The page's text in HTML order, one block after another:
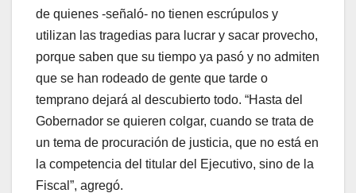
de quienes -señaló- no tienen escrúpulos y
utilizan las tragedias para lucrar y sacar provecho,
porque saben que su tiempo ya pasó y no admiten
que se han rodeado de gente que tarde o
temprano dejará al descubierto todo. “Hasta del
Gobernador se quieren colgar, cuando se trata de
un tema de procuración de justicia, que no está en
la competencia del titular del Ejecutivo, sino de la
Fiscal”, agregó.